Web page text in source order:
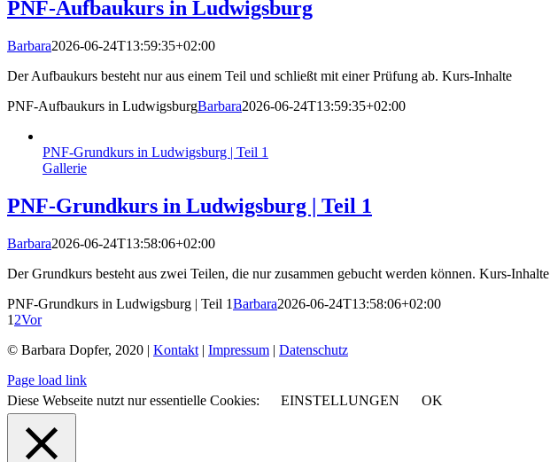
PNF-Aufbaukurs in Ludwigsburg
Barbara2026-06-24T13:59:35+02:00
Der Aufbaukurs besteht nur aus einem Teil und schließt mit einer Prüfung ab. Kurs-Inhalte
PNF-Aufbaukurs in LudwigsburgBarbara2026-06-24T13:59:35+02:00
PNF-Grundkurs in Ludwigsburg | Teil 1
Gallerie
PNF-Grundkurs in Ludwigsburg | Teil 1
Barbara2026-06-24T13:58:06+02:00
Der Grundkurs besteht aus zwei Teilen, die nur zusammen gebucht werden können. Kurs-Inhalte
PNF-Grundkurs in Ludwigsburg | Teil 1Barbara2026-06-24T13:58:06+02:00
1 2Vor
© Barbara Dopfer, 2020 | Kontakt | Impressum | Datenschutz
Page load link
Diese Webseite nutzt nur essentielle Cookies:
EINSTELLUNGEN OK